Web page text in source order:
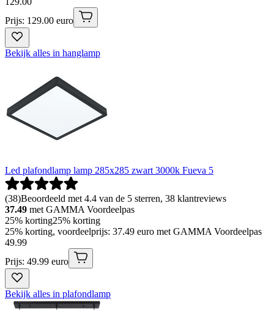
Prijs: 129.00 euro
Bekijk alles in hanglamp
Led plafondlamp lamp 285x285 zwart 3000k Fueva 5
(38)Beoordeeld met 4.4 van de 5 sterren, 38 klantreviews
37.49 met GAMMA Voordeelpas
25% korting25% korting
25% korting, voordeelprijs: 37.49 euro met GAMMA Voordeelpas
49.99
Prijs: 49.99 euro
Bekijk alles in plafondlamp